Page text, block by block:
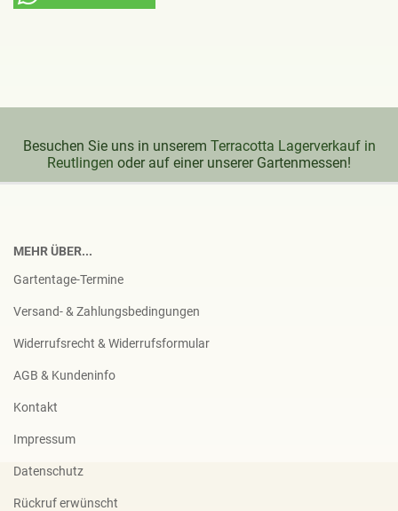
Besuchen Sie uns in unserem Terracotta Lagerverkauf in
Reutlingen oder auf einer unserer Gartenmessen!
MEHR ÜBER...
Gartentage-Termine
Versand- & Zahlungsbedingungen
Widerrufsrecht & Widerrufsformular
AGB & Kundeninfo
Kontakt
Impressum
Datenschutz
Rückruf erwünscht